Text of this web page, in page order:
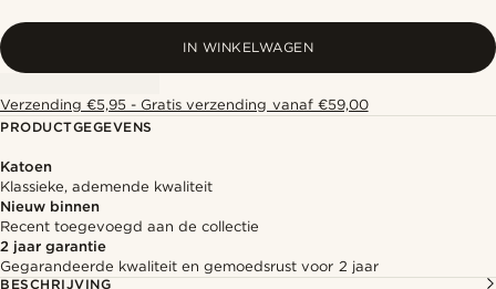
IN WINKELWAGEN
Verzending €5,95 - Gratis verzending vanaf €59,00
PRODUCTGEGEVENS
Katoen
Klassieke, ademende kwaliteit
Nieuw binnen
Recent toegevoegd aan de collectie
2 jaar garantie
Gegarandeerde kwaliteit en gemoedsrust voor 2 jaar
BESCHRIJVING